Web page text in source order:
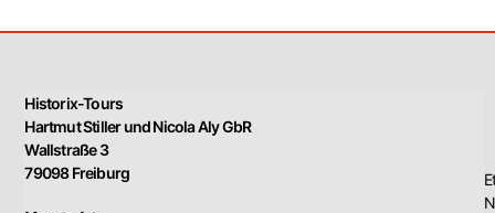
Historix-Tours
Hartmut Stiller und Nicola Aly GbR
Wallstraße 3
79098 Freiburg